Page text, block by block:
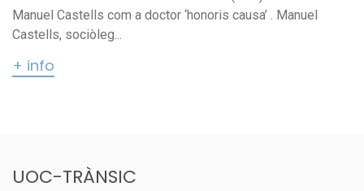
Manuel Castells com a doctor ‘honoris causa’ . Manuel
Castells, sociòleg...
+ info
UOC-TRÀNSIC